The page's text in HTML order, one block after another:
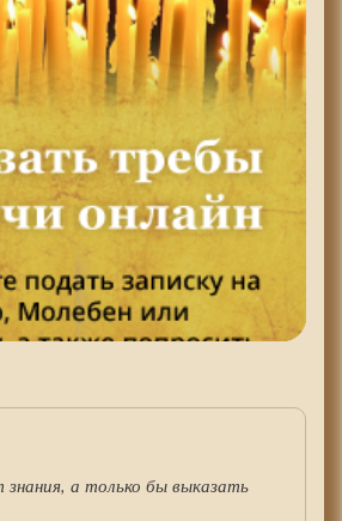
а только бы выказать